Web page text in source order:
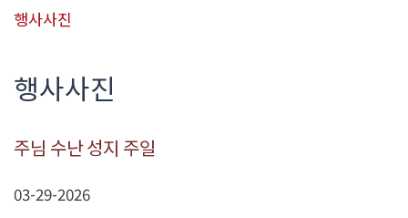
행사사진
행사사진
주님 수난 성지 주일
03-29-2026